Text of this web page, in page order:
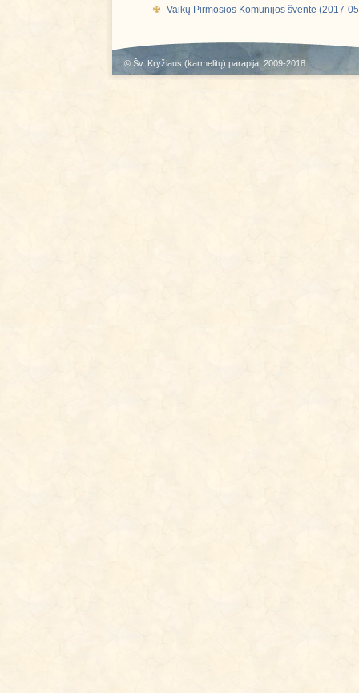
Vaikų Pirmosios Komunijos šventė (2017-
© Šv. Kryžiaus (karmelitų) parapija , 2009-2018